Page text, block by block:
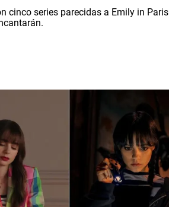
cinco series parecidas a Emily in Paris